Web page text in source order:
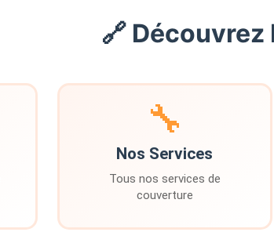
🔗
🔧
Nos Services
Tous nos services de
couverture